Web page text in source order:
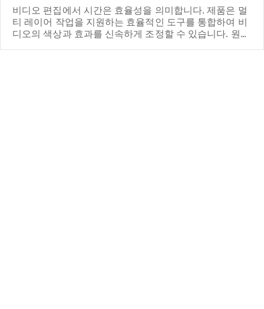
비디오 편집에서 시간은 효율성을 의미합니다. 제품은 멀
티 레이어 작업을 지원하는 효율적인 도구를 통합하여 비
디오의 색상과 효과를 신속하게 조정할 수 있습니다. 원활